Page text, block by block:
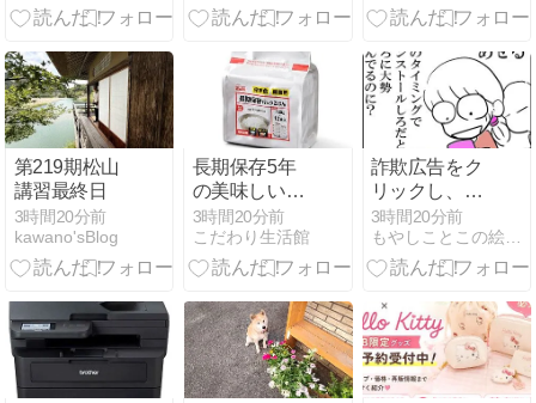
産「EMA
PROJECT」
公式ムービー
の見どころ
トレス解消
第219期松山
講習最終日
3時間20分前
kawano'sBlog
長期保存5年
の美味しいパ
ックご飯で安
心備蓄
3時間20分前
こだわり生活館
詐欺広告をク
リックし、ス
マホを初期化
したが
3時間20分前